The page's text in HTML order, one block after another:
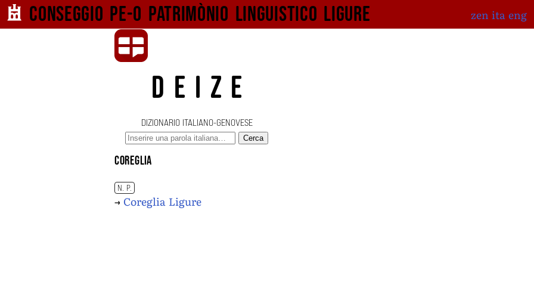
Conseggio pe-o patrimònio linguistico ligure zen ita eng
DEIZE
DIZIONARIO ITALIANO-GENOVESE
Cerca
Coreglia
N. P.
→ Coreglia Ligure